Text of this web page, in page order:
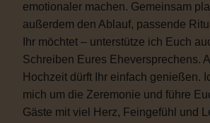
emotionaler machen. Gemeinsam
außerdem den Ablauf, passende
Ihr möchtet – unterstütze ich Euch
Schreiben Eures Eheversprechens.
Hochzeit dürft Ihr einfach genießen.
mich um die Zeremonie und führe
Gäste mit viel Herz, Feingefühl und